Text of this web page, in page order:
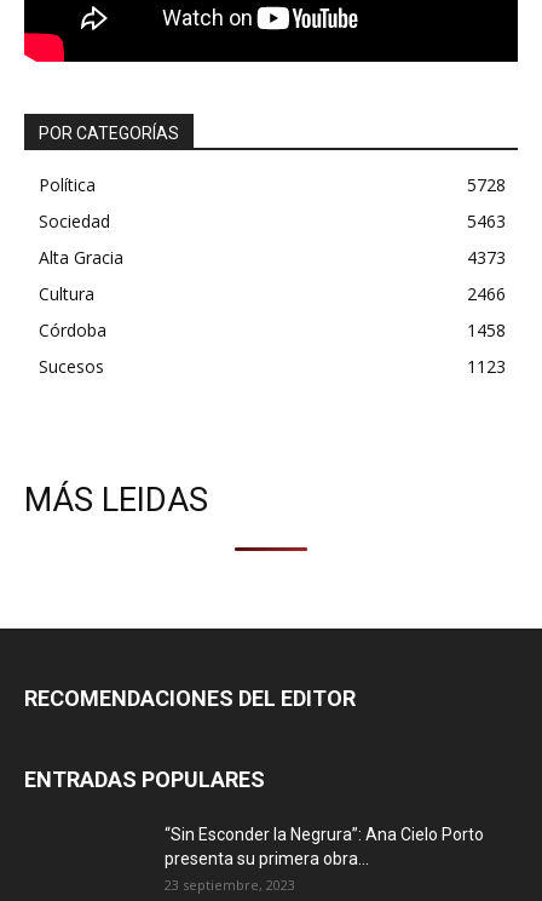
POR CATEGORÍAS
Política
5728
Sociedad
5463
Alta Gracia
4373
Cultura
2466
Córdoba
1458
Sucesos
1123
MÁS LEIDAS
RECOMENDACIONES DEL EDITOR
ENTRADAS POPULARES
“Sin Esconder la Negrura”: Ana Cielo Porto
presenta su primera obra...
23 septiembre, 2023